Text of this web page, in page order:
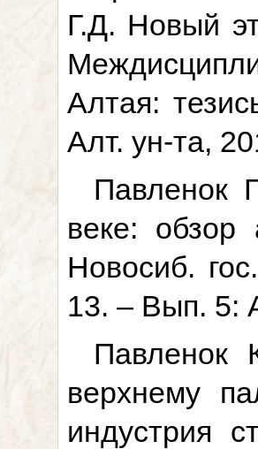
Г.Д. Новый
Алтая:
Алт. ун-та,
Павленок
веке: обзор
Новосиб.
13. – Вып. 5:
Павленок
верхнему
индустрия